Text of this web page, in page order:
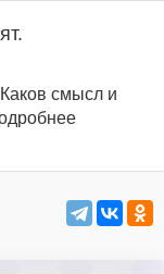
смысл и